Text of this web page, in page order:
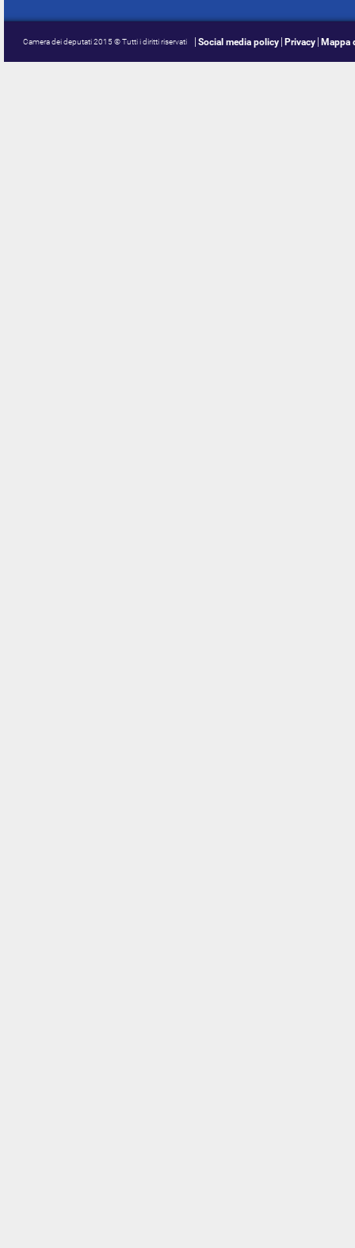
Camera dei deputati 2015 © Tutti i diritti riservati Social media policy Privacy Mappa